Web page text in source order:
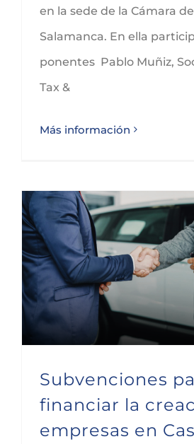
en la sede de la Cámara
Salamanca. En ella
ponentes Pablo Muñiz,
Tax &
Más información
Subvenciones
financiar la
empresas en